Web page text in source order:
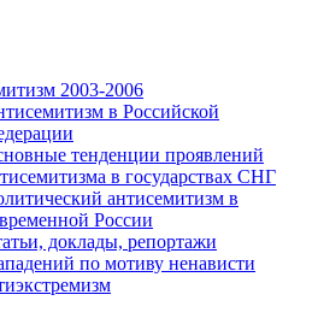
2003-2006
в Российской
тенденции проявлений
в государствах СНГ
антисемитизм в
России
доклады, репортажи
по мотиву ненависти